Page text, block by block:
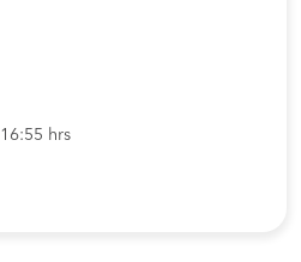
16:55 hrs